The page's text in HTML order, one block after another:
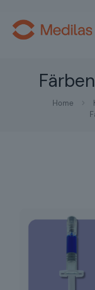
Home